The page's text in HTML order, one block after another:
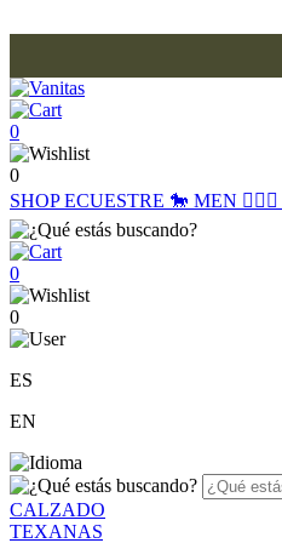
0
0
SHOPECUESTRE 🐎 MEN 🙋🏽‍♂️
0
0
ES
EN
CALZADO
TEXANAS